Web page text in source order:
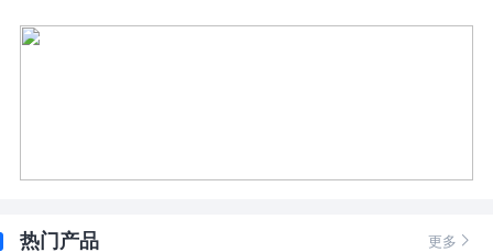
热门产品 更多 